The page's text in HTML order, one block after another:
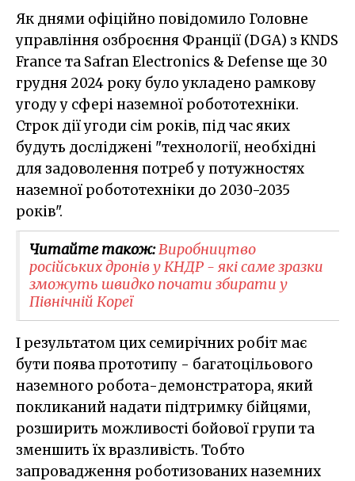
Як днями офіційно повідомило Головне
управління озброєння Франції (DGA) з KNDS
France та Safran Electronics & Defense ще 30
грудня 2024 року було укладено рамкову
угоду у сфері наземної робототехніки.
Строк дії угоди сім років, під час яких
будуть досліджені "технології, необхідні
для задоволення потреб у потужностях
наземної робототехніки до 2030-2035
років".
Читайте також:Виробництво
російських дронів у КНДР - які саме зразки
зможуть швидко почати збирати у
Північній Кореї
І результатом цих семирічних робіт має
бути поява прототипу - багатоцільового
наземного робота-демонстратора, який
покликаний надати підтримку бійцями,
розширить можливості бойової групи та
зменшить їх вразливість. Тобто
запровадження роботизованих наземних